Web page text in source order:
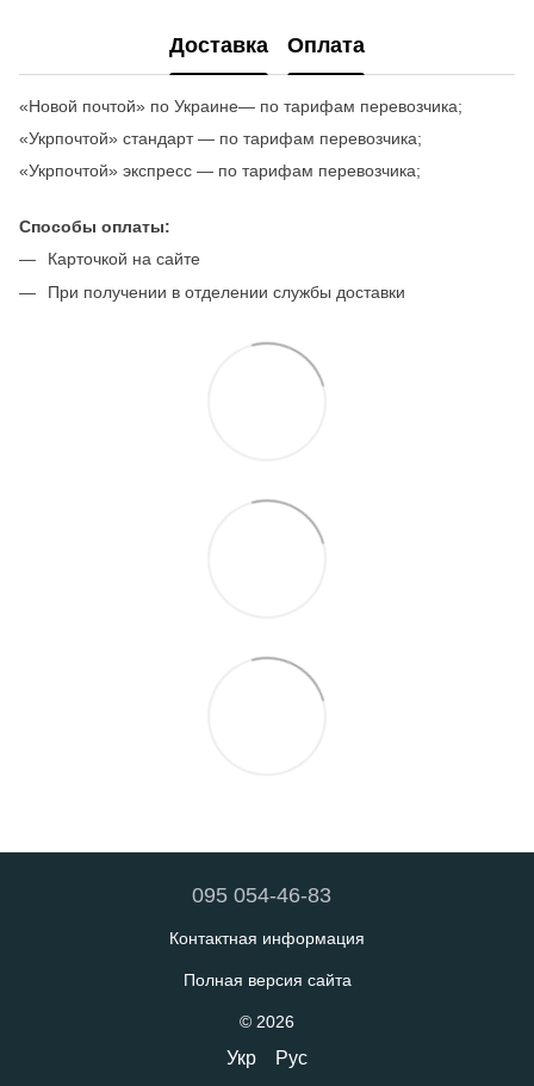
Доставка Оплата
«Новой почтой» по Украине— по тарифам перевозчика;
«Укрпочтой» стандарт — по тарифам перевозчика;
«Укрпочтой» экспресс — по тарифам перевозчика;
Способы оплаты:
Карточкой на сайте
При получении в отделении службы доставки
095 054-46-83
Контактная информация
Полная версия сайта
© 2026
Укр Рус